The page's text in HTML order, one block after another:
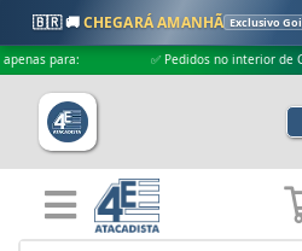
🇧🇷 🚚CHEGARÁ AMANHÃ Exclusivo
para: ✅ Pedidos no interior de Goiás